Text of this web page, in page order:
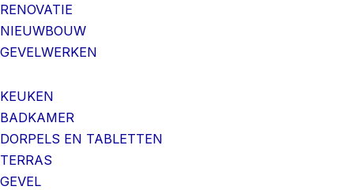
RENOVATIE
NIEUWBOUW
GEVELWERKEN
KEUKEN
BADKAMER
DORPELS EN TABLETTEN
TERRAS
GEVEL